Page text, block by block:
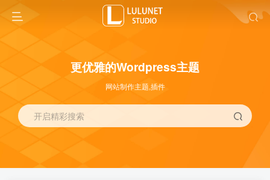
更优雅的Wordpress主题
网站制作主题,插件
开启精彩搜索